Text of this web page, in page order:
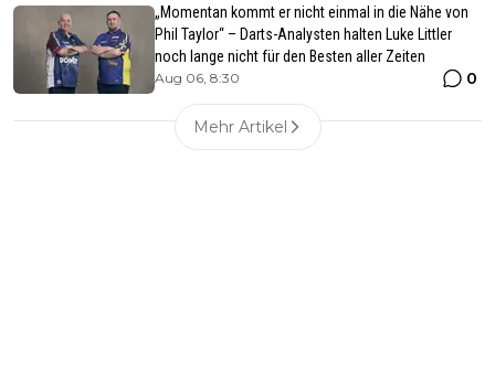
„Momentan kommt er nicht einmal in die Nähe von
Phil Taylor“ – Darts-Analysten halten Luke Littler
noch lange nicht für den Besten aller Zeiten
Aug 06, 8:30 0
Mehr Artikel